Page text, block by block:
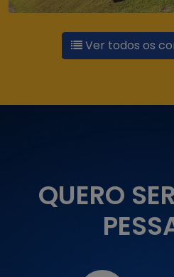
Ver todos os
QUERO